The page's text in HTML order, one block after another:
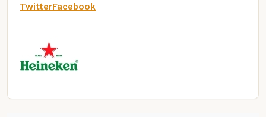
TwitterFacebook